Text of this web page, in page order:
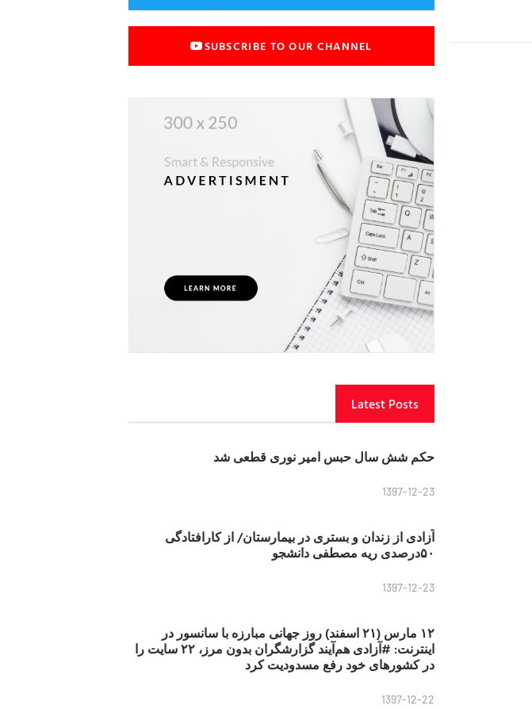
SUBSCRIBE TO OUR CHANNEL
Latest Posts
حکم شش سال حبس امیر نوری قطعی شد
1397-12-23
آزادی از زندان و بستری در بیمارستان/ از کارافتادگی
۵۰درصدی ریه مصطفی دانشجو
1397-12-23
۱۲ مارس (۲۱ اسفند) روز جهانی مبارزه با سانسور در
اینترنت: #آزادی هم‌آیند گزارشگران‌ بدون مرز، ۲۲ سایت را
در کشورهای خود رفع مسدودیت کرد
1397-12-22